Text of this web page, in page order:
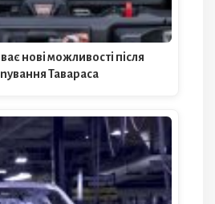
нові можливості після
Тавараса